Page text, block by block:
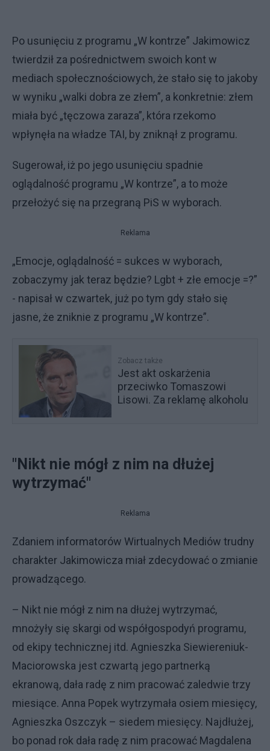
Po usunięciu z programu „W kontrze” Jakimowicz
twierdził za pośrednictwem swoich kont w
mediach społecznościowych, że stało się to jakoby
w wyniku „walki dobra ze złem”, a konkretnie: złem
miała być „tęczowa zaraza”, która rzekomo
wpłynęła na władze TAI, by zniknął z programu.
Sugerował, iż po jego usunięciu spadnie
oglądalność programu „W kontrze”, a to może
przełożyć się na przegraną PiS w wyborach.
Reklama
„Emocje, oglądalność = sukces w wyborach,
zobaczymy jak teraz będzie? Lgbt + złe emocje =?”
- napisał w czwartek, już po tym gdy stało się
jasne, że zniknie z programu „W kontrze”.
Zobacz także
Jest akt oskarżenia
przeciwko Tomaszowi
Lisowi. Za reklamę alkoholu
"Nikt nie mógł z nim na dłużej
wytrzymać"
Reklama
Zdaniem informatorów Wirtualnych Mediów trudny
charakter Jakimowicza miał zdecydować o zmianie
prowadzącego.
– Nikt nie mógł z nim na dłużej wytrzymać,
mnożyły się skargi od współgospodyń programu,
od ekipy technicznej itd. Agnieszka Siewiereniuk-
Maciorowska jest czwartą jego partnerką
ekranową, dała radę z nim pracować zaledwie trzy
miesiące. Anna Popek wytrzymała osiem miesięcy,
Agnieszka Oszczyk – siedem miesięcy. Najdłużej,
bo ponad rok dała radę z nim pracować Magdalena